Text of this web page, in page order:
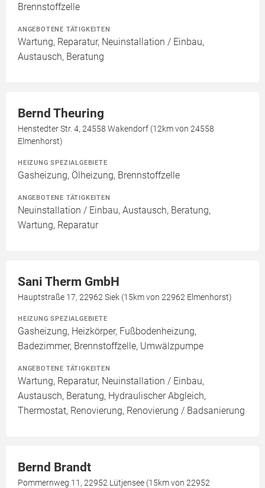
Brennstoffzelle
ANGEBOTENE TÄTIGKEITEN
Wartung, Reparatur, Neuinstallation / Einbau,
Austausch, Beratung
Bernd Theuring
Henstedter Str. 4, 24558 Wakendorf (12km von 24558
Elmenhorst)
HEIZUNG SPEZIALGEBIETE
Gasheizung, Ölheizung, Brennstoffzelle
ANGEBOTENE TÄTIGKEITEN
Neuinstallation / Einbau, Austausch, Beratung,
Wartung, Reparatur
Sani Therm GmbH
Hauptstraße 17, 22962 Siek (15km von 22962 Elmenhorst)
HEIZUNG SPEZIALGEBIETE
Gasheizung, Heizkörper, Fußbodenheizung,
Badezimmer, Brennstoffzelle, Umwälzpumpe
ANGEBOTENE TÄTIGKEITEN
Wartung, Reparatur, Neuinstallation / Einbau,
Austausch, Beratung, Hydraulischer Abgleich,
Thermostat, Renovierung, Renovierung / Badsanierung
Bernd Brandt
Pommernweg 11, 22952 Lütjensee (15km von 22952